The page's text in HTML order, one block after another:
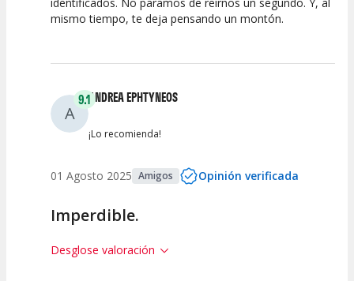
mismo tiempo, te deja pensando un montón.
A
9.1ANDREA EPHTYNEOS
¡Lo recomienda!
01 Agosto 2025 Amigos Opinión verificada
Imperdible.
Desglose valoración